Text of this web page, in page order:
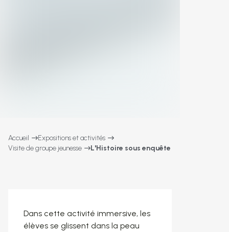
Accueil
Expositions et activités
Visite de groupe jeunesse
L'Histoire sous enquête
Dans cette activité immersive, les
élèves se glissent dans la peau